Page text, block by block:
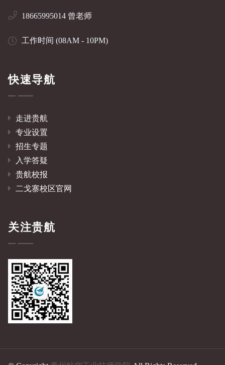
18665995014 曾老师
工作时间 (08AM - 10PM)
快速导航
走进贵航
专业设置
招生专题
入学答疑
贵航校报
二戈寨校区官网
关注贵航